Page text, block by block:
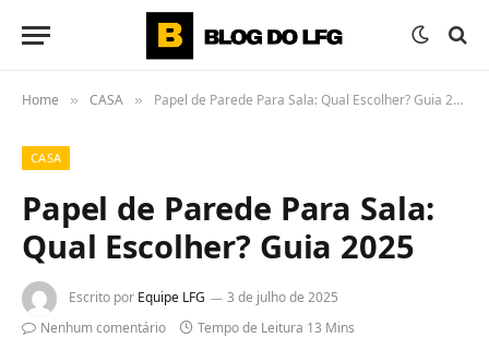
Home » CASA » Papel de Parede Para Sala: Qual Escolher? Guia 2025
CASA
Papel de Parede Para Sala:
Qual Escolher? Guia 2025
Escrito por Equipe LFG
3 de julho de 2025
Nenhum comentário
Tempo de Leitura 13 Mins